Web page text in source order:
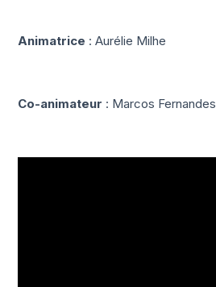
Animatrice : Aurélie Milhe
Co-animateur : Marcos Fernandes